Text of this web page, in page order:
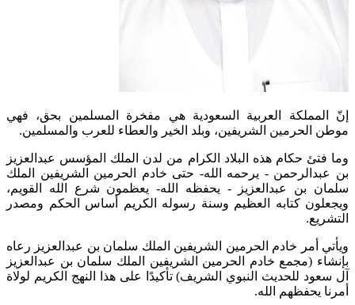
إنّ المملكة العربية السعودية هي مفخرة المسلمين بحق، فهي
موطن الحرمين الشريفين، وبلد الخير والعطاء للعرب والمسلمين.
وما فتئ حكام هذه البلاد الكرام من لدن الملك المؤسس عبدالعزيز
بن عبدالرحمن - يرحمه الله- حتى خادم الحرمين الشريفين الملك
سلمان بن عبدالعزيز - يحفظه الله- يعظمون شرع الله القويم،
ويجعلون كتابه العظيم وسنة رسوله الكريم أساس الحكم ومصدر
التشريع.
ويأتي أمر خادم الحرمين الشريفين الملك سلمان بن عبدالعزيز رعاه
بإنشاء (مجمع خادم الحرمين الشريفين الملك سلمان بن عبدالعزيز
آل سعود للحديث النبوي الشريف) تأكيدًا على هذا النهج الكريم لولاة
أمرنا يحفظهم الله.